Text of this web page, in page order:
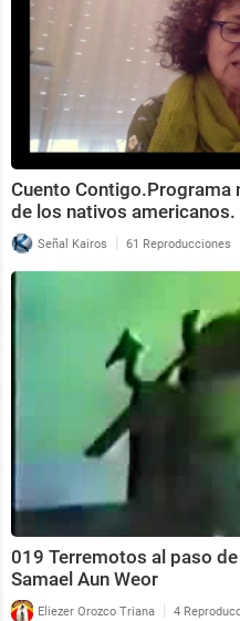
Cuento Contigo.Programa
de los nativos americanos.
Señal Kairos | 61 Reproducciones
019 Terremotos al paso
Samael Aun Weor
Eliezer Orozco Triana | 4